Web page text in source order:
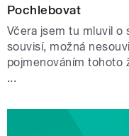
Pochlebovat
Včera jsem tu mluvil o
souvisí, možná
pojmenováním tohoto
...